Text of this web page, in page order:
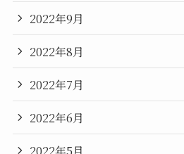
2022年9月
2022年8月
2022年7月
2022年6月